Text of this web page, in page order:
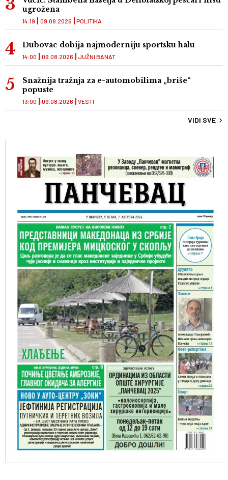
ugrožena
POLITIKA
14:19 09.08.2026
Dubovac dobija najmoderniju sportsku halu
JUŽNI BANAT
14:00 09.08.2026
Snažnija tražnja za e-automobilima „briše“
popuste
VESTI
13:00 09.08.2026
VIDI SVE